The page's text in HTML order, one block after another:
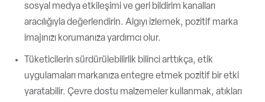
sosyal medya etkileşimi ve geri bildirim kanalları
aracılığıyla değerlendirin. Algıyı izlemek, pozitif marka
imajınızı korumanıza yardımcı olur.
Tüketicilerin sürdürülebilirlik bilinci arttıkça, etik
uygulamaları markanıza entegre etmek pozitif bir etki
yaratabilir. Çevre dostu malzemeler kullanmak, atıkları